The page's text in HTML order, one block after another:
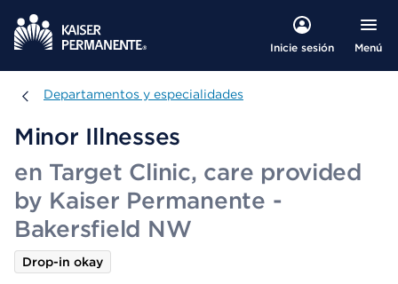
Inicie sesión Menú
Departamentos y especialidades
Departamentos y especialidades
Minor Illnesses
en Target Clinic, care provided
by Kaiser Permanente -
Bakersfield NW
Drop-in okay